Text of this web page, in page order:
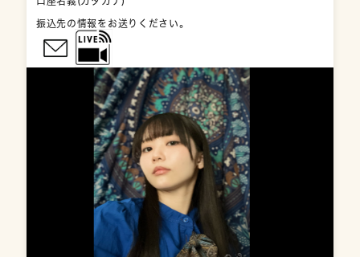
振込先の情報をお送りください。